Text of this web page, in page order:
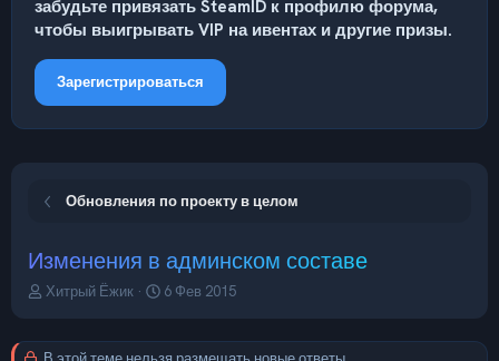
забудьте привязать SteamID к профилю форума,
чтобы выигрывать VIP на ивентах и другие призы.
Зарегистрироваться
Обновления по проекту в целом
Изменения в админском составе
А
о
Хитрый Ёжик
Д
6 Фев 2015